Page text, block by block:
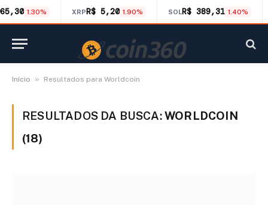
1.30% XRPR$ 5,20 1.90% SOLR$ 389,31 1.40%
Início » Resultados para Worldcoin
RESULTADOS DA BUSCA:WORLDCOIN
(18)